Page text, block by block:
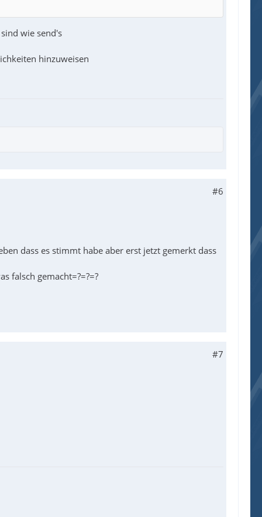
wie send's
hinzuweisen
#6
dass es stimmt habe aber erst jetzt gemerkt dass
falsch gemacht=?=?=?
#7